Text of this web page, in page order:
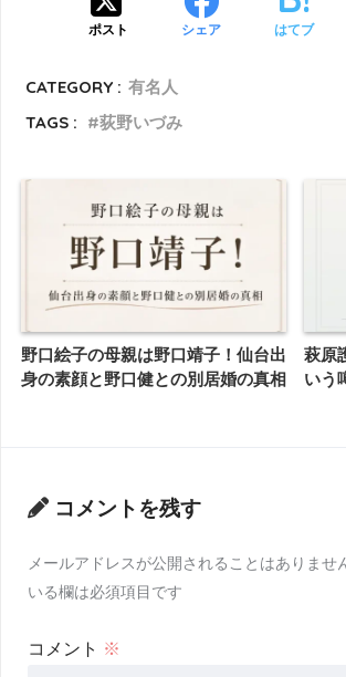
ポスト シェア はてブ
CATEGORY : 有名人
TAGS :
荻野いづみ
野口絵子の母親は野口靖子！仙台出
身の素顔と野口健との別居婚の真相
萩原
いう
コメントを残す
メールアドレスが公開されることはありませ
いる欄は必須項目です
コメント ※